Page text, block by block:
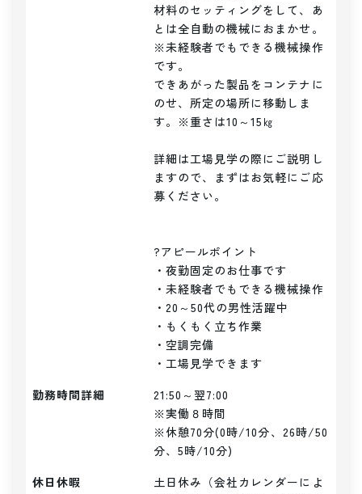
材料のセッティングをして、あ
とは全自動の機械におまかせ。
※未経験者でもできる機械操作
です。
できあがった製品をコンテナに
のせ、所定の場所に移動しま
す。※重さは10～15㎏
詳細は工場見学の際にご説明し
ますので、まずはお気軽にご応
募ください。
?アピールポイント
・夜勤固定のお仕事です
・未経験者でもできる機械操作
・20～50代の男性活躍中
・もくもく立ち作業
・空調完備
・工場見学できます
勤務時間詳細
21:50～翌7:00
※実働８時間
※休憩70分(0時/10分、26時/50
分、5時/10分)
休日休暇
土日休み（会社カレンダーによ